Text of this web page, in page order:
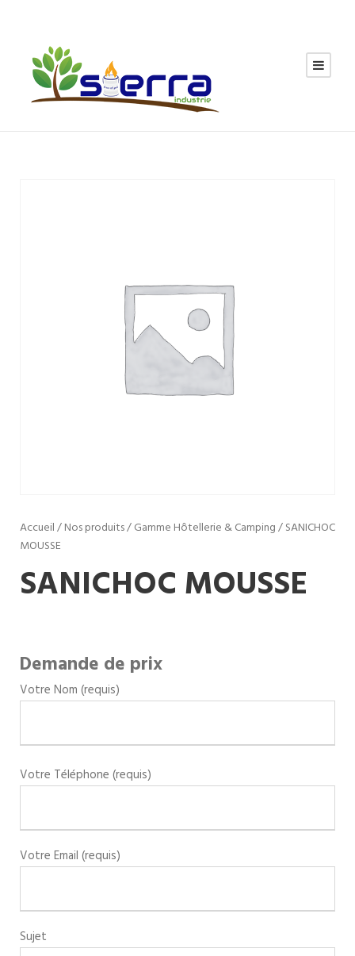
Accueil/Nos produits/Gamme Hôtellerie & Camping/ SANICHOC
MOUSSE
SANICHOC MOUSSE
Demande de prix
Votre Nom (requis)
Votre Téléphone (requis)
Votre Email (requis)
Sujet